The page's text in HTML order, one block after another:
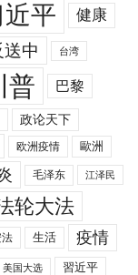
近平 健康
送中 台湾
普 巴黎
政论天下
欧洲疫情 歐洲
毛泽东 江泽民
轮大法
生活 疫情
美国大选 習近平